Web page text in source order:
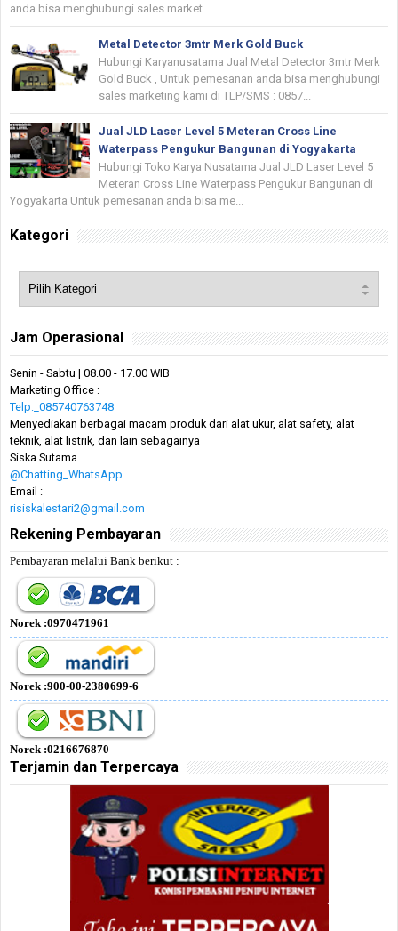
anda bisa menghubungi sales market...
Metal Detector 3mtr Merk Gold Buck
Hubungi Karyanusatama Jual Metal Detector 3mtr Merk
Gold Buck , Untuk pemesanan anda bisa menghubungi
sales marketing kami di TLP/SMS : 0857...
Jual JLD Laser Level 5 Meteran Cross Line
Waterpass Pengukur Bangunan di Yogyakarta
Hubungi Toko Karya Nusatama Jual JLD Laser Level 5
Meteran Cross Line Waterpass Pengukur Bangunan di
Yogyakarta Untuk pemesanan anda bisa me...
Kategori
Jam Operasional
Senin - Sabtu | 08.00 - 17.00 WIB
Marketing Office :
Telp:_085740763748
Menyediakan berbagai macam produk dari alat ukur, alat safety, alat
teknik, alat listrik, dan lain sebagainya
Siska Sutama
@Chatting_WhatsApp
Email :
risiskalestari2@gmail.com
Rekening Pembayaran
Pembayaran melalui Bank berikut :
Norek :0970471961
Norek :900-00-2380699-6
Norek :0216676870
Terjamin dan Terpercaya